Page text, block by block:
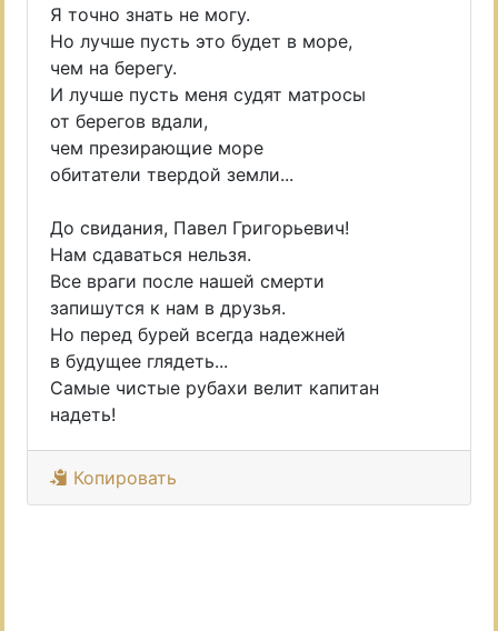
Я точно знать не могу.
Но лучше пусть это будет в море,
чем на берегу.
И лучше пусть меня судят матросы
от берегов вдали,
чем презирающие море
обитатели твердой земли...
До свидания, Павел Григорьевич!
Нам сдаваться нельзя.
Все враги после нашей смерти
запишутся к нам в друзья.
Но перед бурей всегда надежней
в будущее глядеть...
Самые чистые рубахи велит капитан
надеть!
Копировать